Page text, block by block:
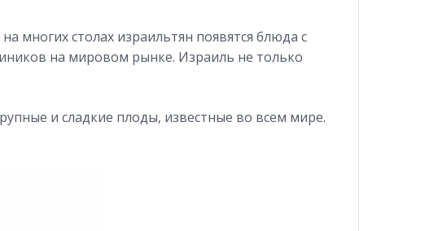
столах израильтян появятся блюда с
на мировом рынке. Израиль не только
и сладкие плоды, известные во всем мире.